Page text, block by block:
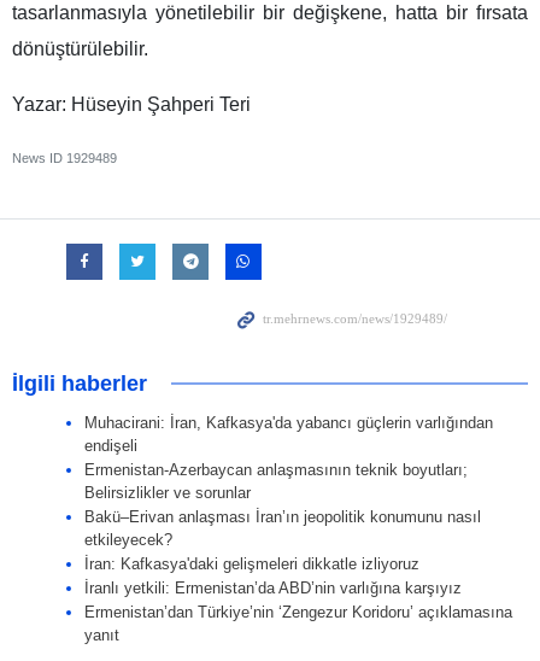
tasarlanmasıyla yönetilebilir bir değişkene, hatta bir fırsata
dönüştürülebilir.
Yazar: Hüseyin Şahperi Teri
News ID 1929489
İlgili haberler
Muhacirani: İran, Kafkasya'da yabancı güçlerin varlığından
endişeli
Ermenistan-Azerbaycan anlaşmasının teknik boyutları;
Belirsizlikler ve sorunlar
Bakü–Erivan anlaşması İran’ın jeopolitik konumunu nasıl
etkileyecek?
İran: Kafkasya'daki gelişmeleri dikkatle izliyoruz
İranlı yetkili: Ermenistan’da ABD’nin varlığına karşıyız
Ermenistan’dan Türkiye’nin ‘Zengezur Koridoru’ açıklamasına
yanıt